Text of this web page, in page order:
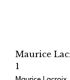
Maurice
1